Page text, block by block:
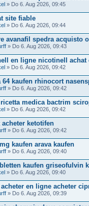
» Do 6. Aug 2026, 09:45
site fiable
» Do 6. Aug 2026, 09:44
avanafil spedra acquisto
» Do 6. Aug 2026, 09:43
en ligne nicotinell achat
» Do 6. Aug 2026, 09:42
kaufen rhinocort
» Do 6. Aug 2026, 09:42
medica bactrim
» Do 6. Aug 2026, 09:42
acheter ketotifen
» Do 6. Aug 2026, 09:42
kaufen arava kaufen
» Do 6. Aug 2026, 09:40
kaufen griseofulvin
» Do 6. Aug 2026, 09:40
en ligne acheter
» Do 6. Aug 2026, 09:39